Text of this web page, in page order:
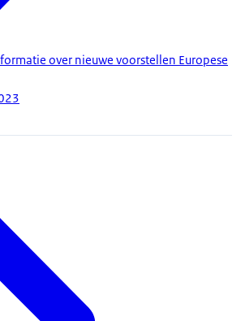
over nieuwe voorstellen Europese